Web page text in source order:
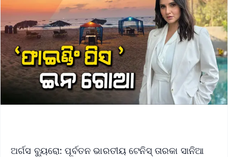
ଅର୍ଗସ ବ୍ୟୁରୋ: ପୂର୍ବତନ ଭାରତୀୟ ଟେନିସ୍ ତାରକା ସାନିଆ